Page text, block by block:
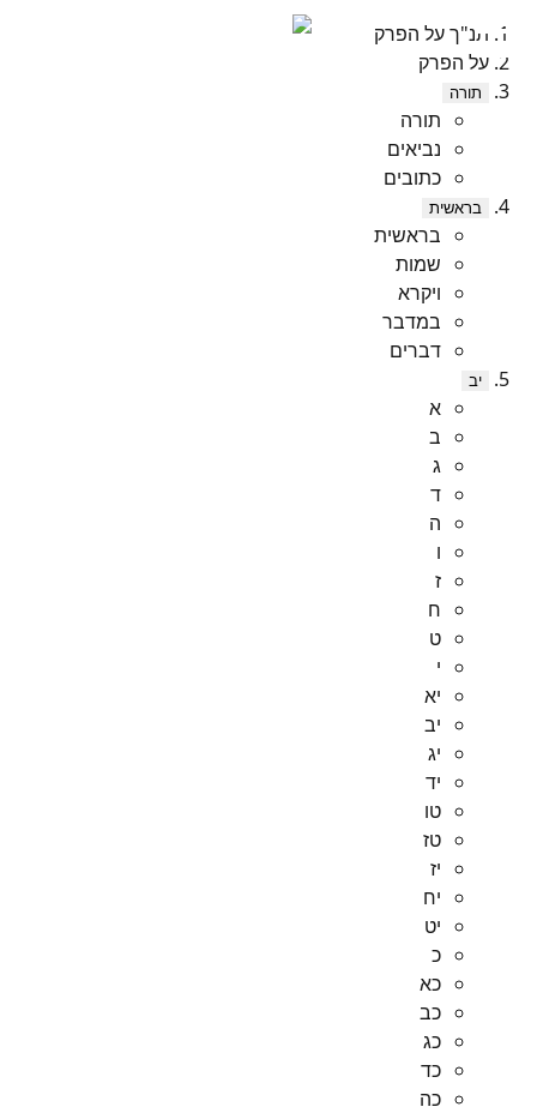
תנ"ך על הפרק
על הפרק
תורה
תורה
נביאים
כתובים
בראשית
בראשית
שמות
ויקרא
במדבר
דברים
יב
א
ב
ג
ד
ה
ו
ז
ח
ט
י
יא
יב
יג
יד
טו
טז
יז
יח
יט
כ
כא
כב
כג
כד
כה